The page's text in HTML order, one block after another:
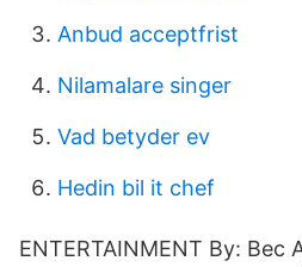
Anbud acceptfrist
Nilamalare singer
Vad betyder ev
Hedin bil it chef
ENTERTAINMENT By: Bec